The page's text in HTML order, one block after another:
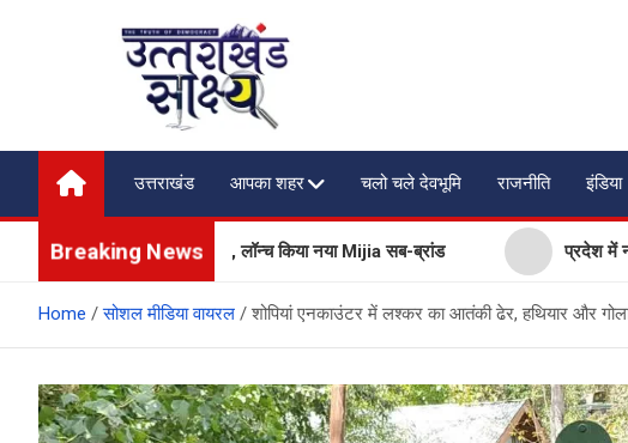
Uttarakhand Shakshya
My News Portal
उत्तराखंड
आपका शहर चलो चले देवभूमि राजनीति इंडिया
Breaking News
भी बेचेगी Xiaomi, लॉन्च किया नया Mijia सब-ब्रांड प्रदेश में नकली
Home सोशल मीडिया वायरल शोपियां एनकाउंटर में लश्कर का आतंकी ढेर, हथियार और